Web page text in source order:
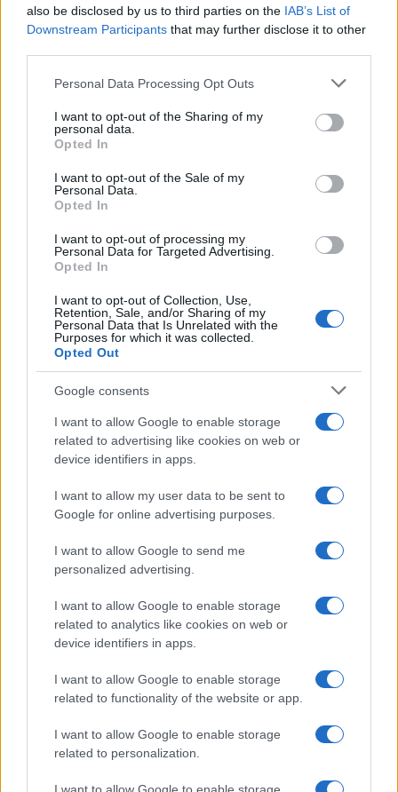
also be disclosed by us to third parties on the IAB’s List of
Downstream Participants that may further disclose it to other
Please note that this website/app uses one or more Google
not limited to your visit or usage behaviour. You may click to
grant or deny consent to Google and its third-party tags to
use your data for below specified purposes in below Google
consent section.
Personal Data Processing Opt Outs
I want to opt-out of the Sharing of my
personal data.
Opted In
I want to opt-out of the Sale of my
Personal Data.
Opted In
I want to opt-out of processing my
Personal Data for Targeted Advertising.
Opted In
I want to opt-out of Collection, Use,
Retention, Sale, and/or Sharing of my
Personal Data that Is Unrelated with the
Purposes for which it was collected.
Opted Out
Google consents
I want to allow Google to enable storage
related to advertising like cookies on web or
device identifiers in apps.
I want to allow my user data to be sent to
Google for online advertising purposes.
I want to allow Google to send me
personalized advertising.
I want to allow Google to enable storage
related to analytics like cookies on web or
device identifiers in apps.
I want to allow Google to enable storage
related to functionality of the website or app.
I want to allow Google to enable storage
related to personalization.
Η Chery επενδύει 75 εκατ. δολάρια στην KG Mobility
Το FIAT 500 Hybrid τώρα
από 18.990 ευρώ
Ατρόμητος και Novibet
της συνεργασίας τους μέχρι
το 2028
18η συνεχόμενη χρονιά για τον ΟΤΕ στη διεθνή σειρά
δεικτών FTSE4Good
Alpha Bank: Για πρώτη φορά το Αρχαίο Θέατρο Επιδαύρου
άνοιξε τις πύλες του σε όλους